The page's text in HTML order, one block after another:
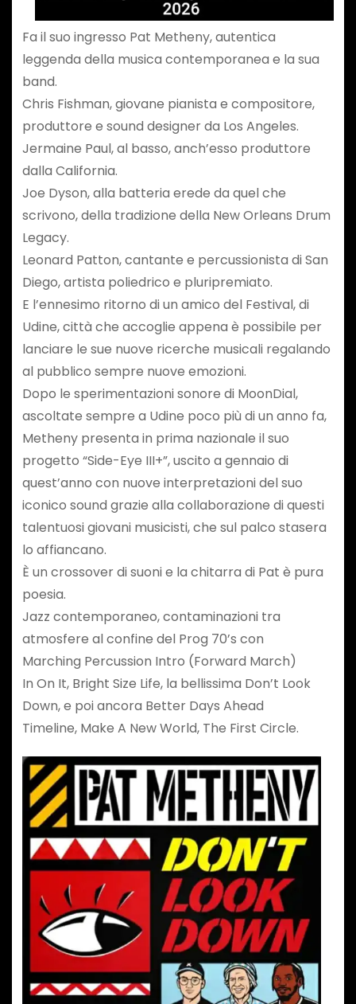
Fa il suo ingresso Pat Metheny, autentica
leggenda della musica contemporanea e la sua
band.
Chris Fishman, giovane pianista e compositore,
produttore e sound designer da Los Angeles.
Jermaine Paul, al basso, anch’esso produttore
dalla California.
Joe Dyson, alla batteria erede da quel che
scrivono, della tradizione della New Orleans Drum
Legacy.
Leonard Patton, cantante e percussionista di San
Diego, artista poliedrico e pluripremiato.
E l’ennesimo ritorno di un amico del Festival, di
Udine, città che accoglie appena è possibile per
lanciare le sue nuove ricerche musicali regalando
al pubblico sempre nuove emozioni.
Dopo le sperimentazioni sonore di MoonDial,
ascoltate sempre a Udine poco più di un anno fa,
Metheny presenta in prima nazionale il suo
progetto “Side-Eye III+”, uscito a gennaio di
quest’anno con nuove interpretazioni del suo
iconico sound grazie alla collaborazione di questi
talentuosi giovani musicisti, che sul palco stasera
lo affiancano.
È un crossover di suoni e la chitarra di Pat è pura
poesia.
Jazz contemporaneo, contaminazioni tra
atmosfere al confine del Prog 70’s con
Marching Percussion Intro (Forward March)
In On It, Bright Size Life, la bellissima Don’t Look
Down, e poi ancora Better Days Ahead
Timeline, Make A New World, The First Circle.